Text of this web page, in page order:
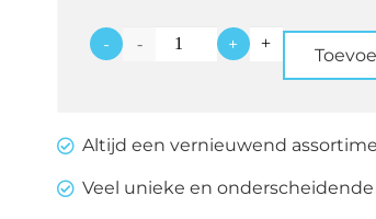
-
Theeglas
+
Altijd een vernieuwend
Veel unieke en